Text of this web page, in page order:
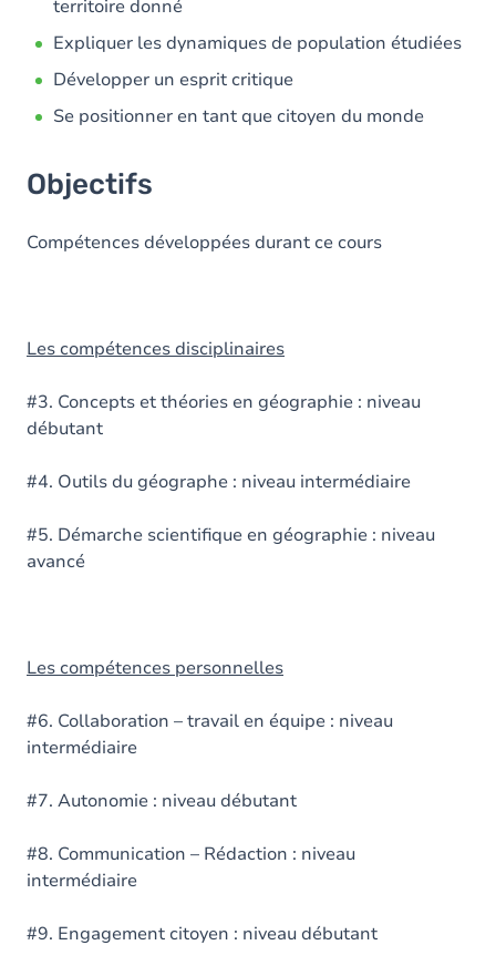
territoire donné
Expliquer les dynamiques de population étudiées
Développer un esprit critique
Se positionner en tant que citoyen du monde
Objectifs
Compétences développées durant ce cours
Les compétences disciplinaires
#3. Concepts et théories en géographie : niveau
débutant
#4. Outils du géographe : niveau intermédiaire
#5. Démarche scientifique en géographie : niveau
avancé
Les compétences personnelles
#6. Collaboration – travail en équipe : niveau
intermédiaire
#7. Autonomie : niveau débutant
#8. Communication – Rédaction : niveau
intermédiaire
#9. Engagement citoyen : niveau débutant